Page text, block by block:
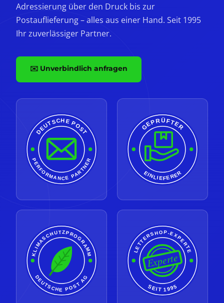
Adressierung über den Druck bis zur
Postauflieferung – alles aus einer Hand. Seit 1995
Ihr zuverlässiger Partner.
✉️ Unverbindlich anfragen
DEUTSCHE POST
PERFORMANCE PARTNER
GEPRÜFTER
EINLIEFERER
KLIMASCHUTZPROGRAMM
DEUTSCHE POST AG
LETTERSHOP-EXPERTE
SEIT 1995
Experte